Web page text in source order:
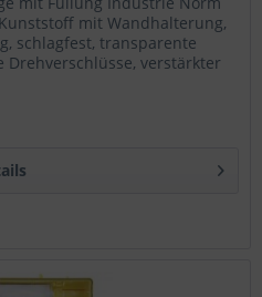
mit Wandhalterung,
schlagfest, transparente
verstärkter